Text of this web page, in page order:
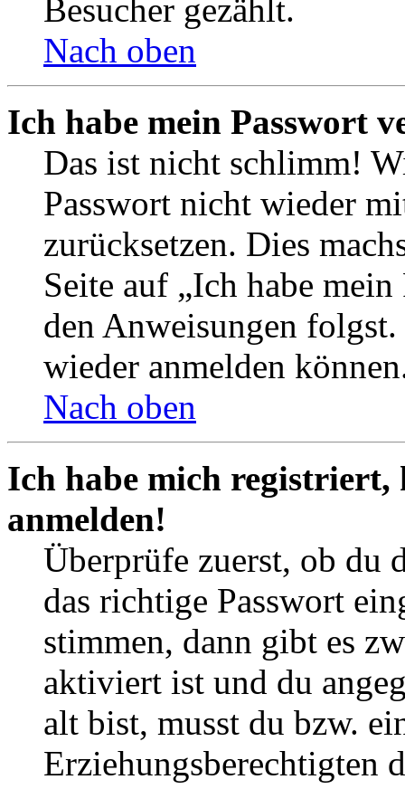
Besucher gezählt.
Nach oben
Ich habe mein Passwort
Das ist nicht schlimm!
Passwort nicht wieder
zurücksetzen. Dies
Seite auf „Ich habe
den Anweisungen
wieder anmelden
Nach oben
Ich habe mich
anmelden!
Überprüfe zuerst, ob du
das richtige Passwort
stimmen, dann gibt es
aktiviert ist und du
alt bist, musst du bzw.
Erziehungsberechtigten